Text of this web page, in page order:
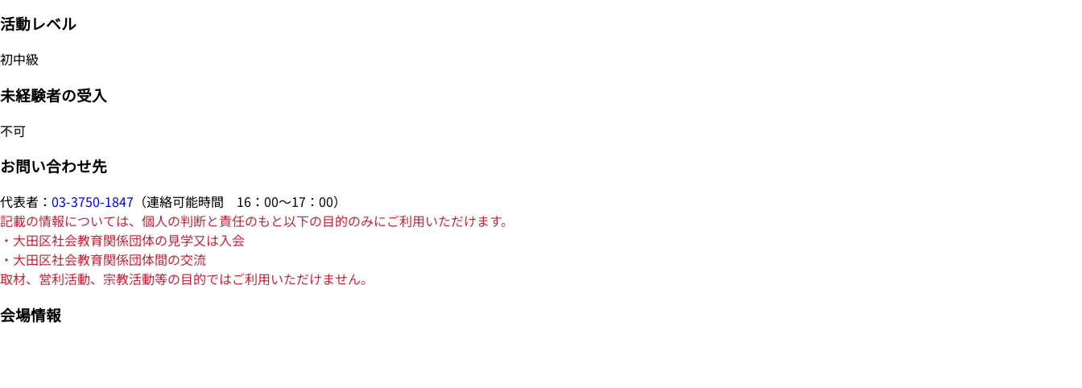
活動レベル
初中級
未経験者の受入
不可
お問い合わせ先
代表者： 03-3750-1847 （連絡可能時間 16：00～17：00）
記載の情報については、個人の判断と責任のもと以下の目的のみにご利用いただけます。
・大田区社会教育関係団体の見学又は入会
・大田区社会教育関係団体間の交流
取材、営利活動、宗教活動等の目的ではご利用いただけません。
会場情報